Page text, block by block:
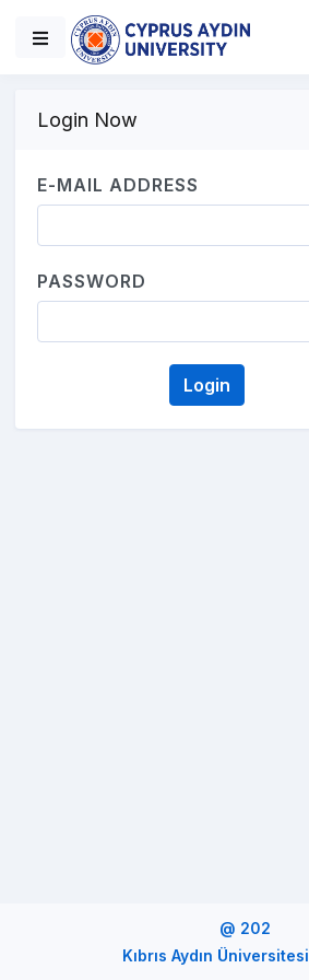
Login Now
E-MAIL ADDRESS
PASSWORD
Login
@ 202
Kıbrıs Aydın Üniversitesi